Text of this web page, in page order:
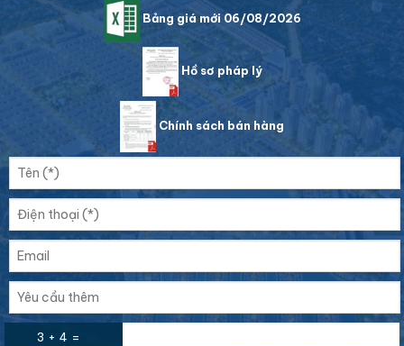
Bảng giá mới 06/08/2026
Hồ sơ pháp lý
Chính sách bán hàng
3 + 4 =